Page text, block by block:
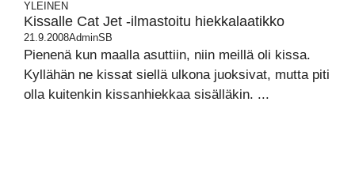
YLEINEN
Kissalle Cat Jet -ilmastoitu hiekkalaatikko
21.9.2008AdminSB
Pienenä kun maalla asuttiin, niin meillä oli kissa.
Kyllähän ne kissat siellä ulkona juoksivat, mutta piti
olla kuitenkin kissanhiekkaa sisälläkin. ...